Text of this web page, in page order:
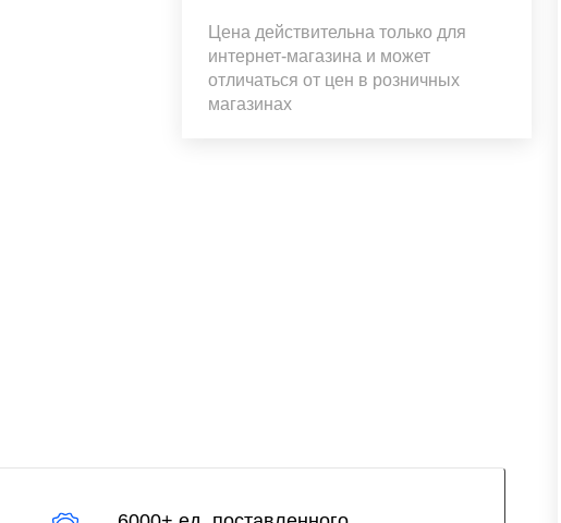
Цена действительна только для
интернет-магазина и может
отличаться от цен в розничных
магазинах